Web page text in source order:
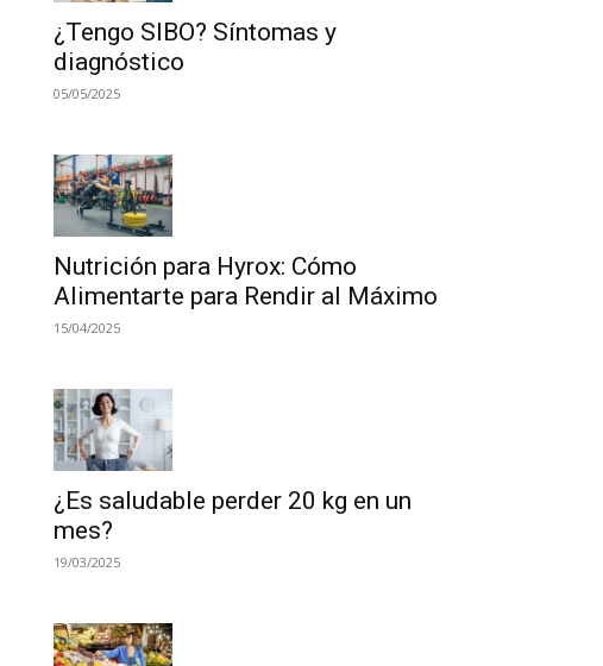
¿Tengo SIBO? Síntomas y
diagnóstico
05/05/2025
Nutrición para Hyrox: Cómo
Alimentarte para Rendir al Máximo
15/04/2025
¿Es saludable perder 20 kg en un
mes?
19/03/2025